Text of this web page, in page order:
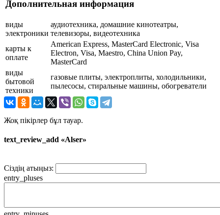
Дополнительная информация
виды
электроники
аудиотехника, домашние кинотеатры,
телевизоры, видеотехника
карты к
оплате
American Express, MasterCard Electronic, Visa
Electron, Visa, Maestro, China Union Pay,
MasterCard
виды
бытовой
техники
газовые плиты, электроплиты, холодильники,
пылесосы, стиральные машины, обогреватели
Жоқ пікірлер бұл тауар.
text_review_add «Alser»
Сіздің атыңыз:
entry_pluses